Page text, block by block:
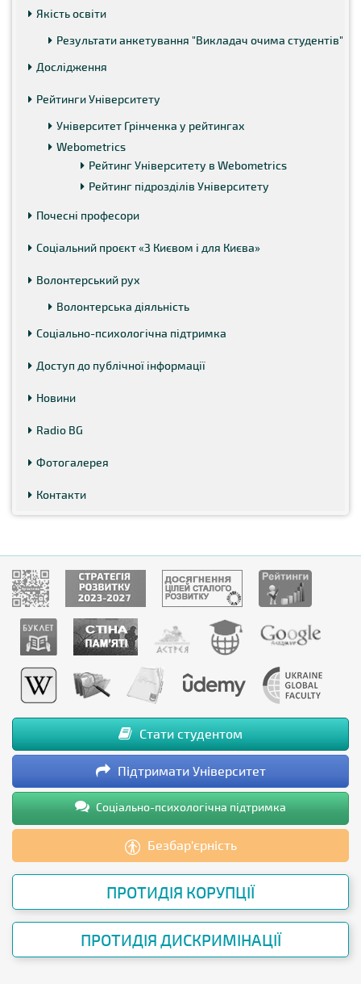
Якість освіти
Результати анкетування "Викладач очима студентів"
Дослідження
Рейтинги Університету
Університет Грінченка у рейтингах
Webometrics
Рейтинг Університету в Webometrics
Рейтинг підрозділів Університету
Почесні професори
Соціальний проєкт «З Києвом і для Києва»
Волонтерський рух
Волонтерська діяльність
Соціально-психологічна підтримка
Доступ до публічної інформації
Новини
Radio BG
Фотогалерея
Контакти
Стати студентом
Підтримати Університет
Соціально-психологічна підтримка
Безбар’єрність
ПРОТИДІЯ КОРУПЦІЇ
ПРОТИДІЯ ДИСКРИМІНАЦІЇ